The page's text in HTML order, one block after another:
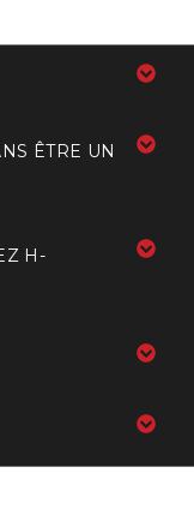
ÊTRE UN
H-